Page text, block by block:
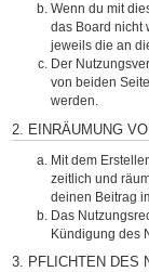
Wenn du mit
das Board nicht
jeweils die an
Der
von beiden
werden.
2. EINRÄUMUNG
Mit dem
zeitlich und
deinen Beitrag
Das
Kündigung des
3. PFLICHTEN DES